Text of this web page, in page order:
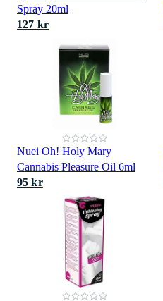
Spray 20ml
127 kr
Nuei Oh! Holy Mary
Cannabis Pleasure Oil 6ml
95 kr